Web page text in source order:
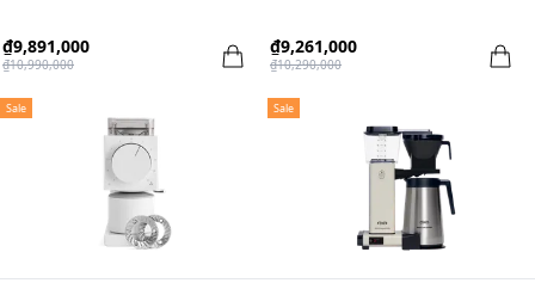
₫9,891,000
₫10,990,000
₫9,261,000
₫10,290,000
Sale Sale